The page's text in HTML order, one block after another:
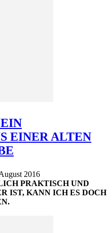
EINER ALTEN
2016
PRAKTISCH UND
IST, KANN ICH ES DOCH T